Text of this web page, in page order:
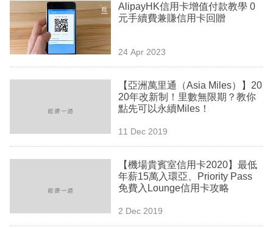
商
業
科
技
生
AlipayHK信用卡增值付款教學 0
元手續費兼賺信用卡回贈
24 Apr 2023
【亞洲萬里通（Asia Miles）】20
20年改新制！里數無限期？教你
點先可以永續Miles！
11 Dec 2019
【機場貴賓室信用卡2020】最低
年薪15萬入環亞、Priority Pass
免費入Lounge信用卡攻略
2 Dec 2019